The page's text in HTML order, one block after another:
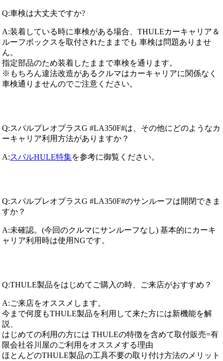
Q:車検は大丈夫ですか?
A:装着している時に車検がある場合、THULEカーキャリア＆
ルーフボックスを取付されたままでも 車検は問題ありませ
ん。
指定部品のため装着したままで車検を通ります。
※もちろん違法改造があるクルマはカーキャリアに関係なく
車検通りませんのでご注意ください。
Q:スバルプレオプラスG #LA350F#は、その他にどのようなカ
ーキャリア利用方法がありますか？
A:スバルHULE特集を参考に御覧ください。
Q:スバルプレオプラスG #LA350F#のサンルーフは開閉できま
すか？
A:未確認。(今回のクルマにサンルーフなし) 基本的にカーキ
ャリア利用時は使用NGです。
Q:THULE製品をはじめてご購入の時、ご来店がおすすめ？
A:ご来店をオススメします。
今まで何度もTHULE製品を利用して来た方には新機能を解
説、
はじめての利用の方には THULEの特徴を含めて取付販売=有
限会社谷川屋のご利用をオススメする理由
ほとんどのTHULE製品の工具不要の取り付け方法のメリット